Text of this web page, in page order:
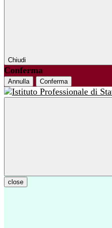
Chiudi
Conferma
Annulla Conferma
close